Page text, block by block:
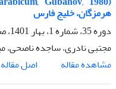
هرمزگان، خلیج فارس
دوره 35، شماره 1، بهار 1401، صفحه
مجتبی نادری، ساجده ناصحی،
مشاهده مقاله
اصل مقاله